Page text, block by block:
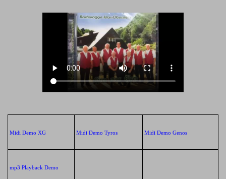
Midi Demo XG Midi Demo Tyros Midi Demo Genos
mp3 Playback Demo